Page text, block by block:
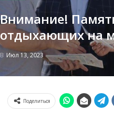
Внимание!
отдыхающих на
В Июл 13, 2023
Поделиться